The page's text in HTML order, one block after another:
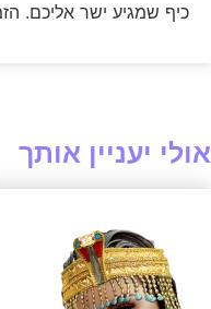
כיף שמגיע ישר אליכם.
אולי יעניין אותך